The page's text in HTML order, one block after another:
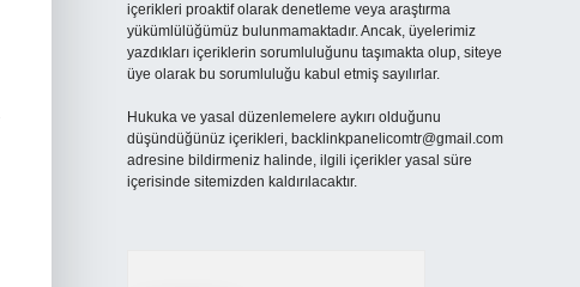
içerikleri proaktif olarak denetleme veya araştırma
yükümlülüğümüz bulunmamaktadır. Ancak, üyelerimiz
yazdıkları içeriklerin sorumluluğunu taşımakta olup, siteye
üye olarak bu sorumluluğu kabul etmiş sayılırlar.
Hukuka ve yasal düzenlemelere aykırı olduğunu
düşündüğünüz içerikleri, backlinkpanelicomtr@gmail.com
adresine bildirmeniz halinde, ilgili içerikler yasal süre
içerisinde sitemizden kaldırılacaktır.